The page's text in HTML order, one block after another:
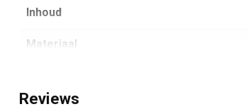
Inhoud
Materiaal
Reviews